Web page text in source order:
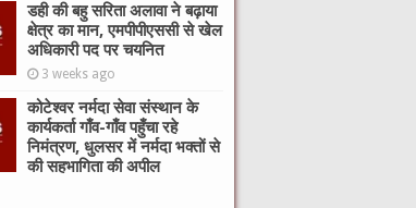
डही की बहु सरिता अलावा ने बढ़ाया
क्षेत्र का मान, एमपीपीएससी से खेल
अधिकारी पद पर चयनित
3 weeks ago
कोटेश्वर नर्मदा सेवा संस्थान के
कार्यकर्ता गाँव-गाँव पहुँचा रहे
निमंत्रण, धुलसर में नर्मदा भक्तों से
की सहभागिता की अपील